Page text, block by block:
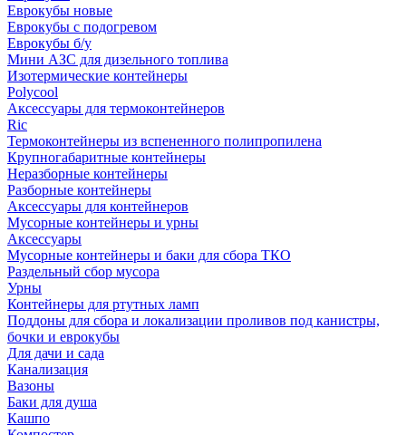
Еврокубы новые
Еврокубы с подогревом
Еврокубы б/у
Мини АЗС для дизельного топлива
Изотермические контейнеры
Polycool
Аксессуары для термоконтейнеров
Ric
Термоконтейнеры из вспененного полипропилена
Крупногабаритные контейнеры
Неразборные контейнеры
Разборные контейнеры
Аксессуары для контейнеров
Мусорные контейнеры и урны
Аксессуары
Мусорные контейнеры и баки для сбора ТКО
Раздельный сбор мусора
Урны
Контейнеры для ртутных ламп
Поддоны для сбора и локализации проливов под канистры,
бочки и еврокубы
Для дачи и сада
Канализация
Вазоны
Баки для душа
Кашпо